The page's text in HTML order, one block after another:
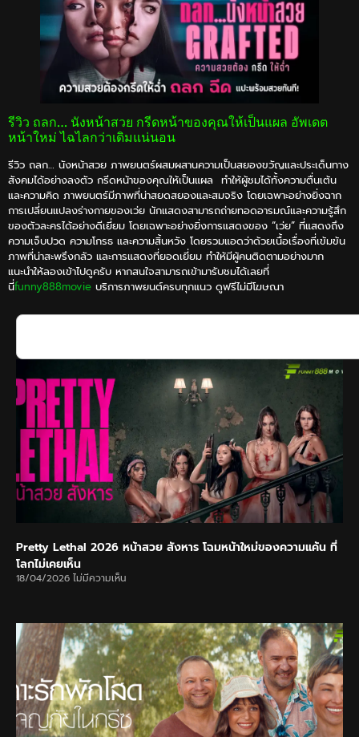
รีวิว ถลก… นังหน้าสวย กรีดหน้าของคุณให้เป็นแผล อัพเดต
หน้าใหม่ ไฉไลกว่าเดิมแน่นอน
รีวิว ถลก… นังหน้าสวย ภาพยนตร์ผสมผสานความเป็นสยองขวัญและประเด็นทาง
สังคมได้อย่างลงตัว กรีดหน้าของคุณให้เป็นแผล ทำให้ผู้ชมได้ทั้งความตื่นเต้น
และความคิด ภาพยนตร์มีภาพที่น่าสยดสยองและสมจริง โดยเฉพาะอย่างยิ่งฉาก
การเปลี่ยนแปลงร่างกายของเว่ย นักแสดงสามารถถ่ายทอดอารมณ์และความรู้สึก
ของตัวละครได้อย่างดีเยี่ยม โดยเฉพาะอย่างยิ่งการแสดงของ “เว่ย” ที่แสดงถึง
ความเจ็บปวด ความโกรธ และความสิ้นหวัง โดยรวมแอดว่าด้วยเนื้อเรื่องที่เข้มข้น
ภาพที่น่าสะพรึงกลัว และการแสดงที่ยอดเยี่ยม ทำให้มีผู้คนติดตามอย่างมาก
แนะนำให้ลองเข้าไปดูครับ หากสนใจสามารถเข้ามารับชมได้เลยที่
นี่funny888movie บริการภาพยนต์ครบทุกแนว ดูฟรีไม่มีโฆษณา
Pretty Lethal 2026 หน้าสวย สังหาร โฉมหน้าใหม่ของความแค้น ที่
โลกไม่เคยเห็น
18/04/2026 ไม่มีความเห็น